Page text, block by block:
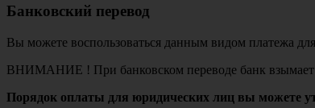
Банковский перевод
Вы можете воспользоваться данным видом платежа
ВНИМАНИЕ ! При банковском переводе банк взымает
Порядок оплаты для юридических лиц вы можете